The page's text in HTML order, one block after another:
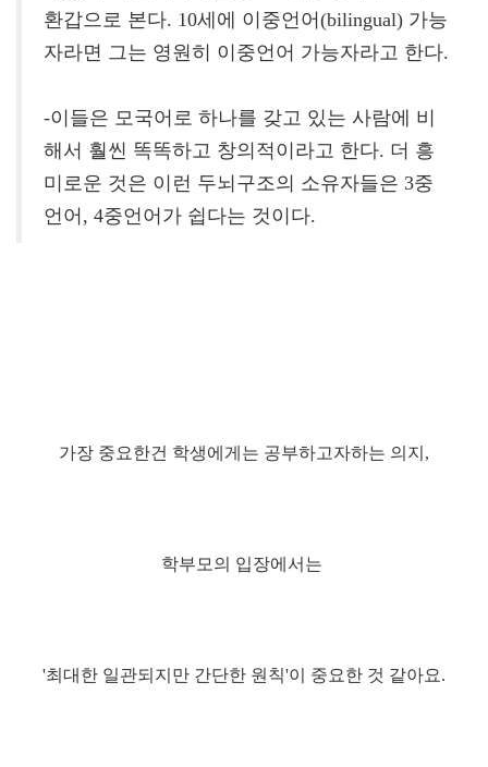
환갑으로 본다. 10세에 이중언어(bilingual) 가능
자라면 그는 영원히 이중언어 가능자라고 한다.
-이들은 모국어로 하나를 갖고 있는 사람에 비
해서 훨씬 똑똑하고 창의적이라고 한다. 더 흥
미로운 것은 이런 두뇌구조의 소유자들은 3중
언어, 4중언어가 쉽다는 것이다.
가장 중요한건 학생에게는 공부하고자하는 의지,
학부모의 입장에서는
'최대한 일관되지만 간단한 원칙'이 중요한 것 같아요.